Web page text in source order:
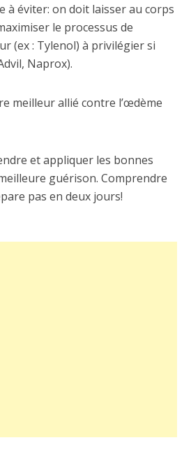
à éviter: on doit laisser au corps
le processus de
(ex : Tylenol) à privilégier si
Naprox).
meilleur allié contre l’œdème
et appliquer les bonnes
guérison. Comprendre
pas en deux jours!